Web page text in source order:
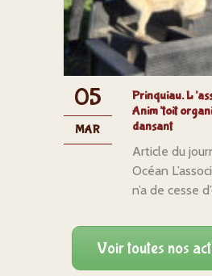
05
MAR
Prinquiau.
Anim’toit
dansant
Article du
Océan
n’a de cesse
Voir toutes nos